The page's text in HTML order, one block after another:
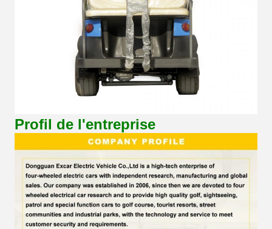
Profil de l'entreprise